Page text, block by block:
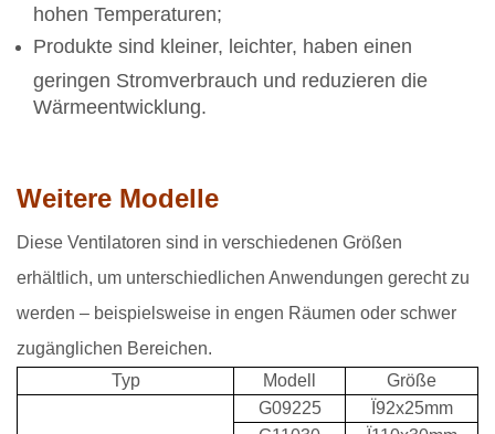
hohen Temperaturen;
Produkte sind kleiner, leichter, haben einen
geringen Stromverbrauch und reduzieren die
Wärmeentwicklung.
Weitere Modelle
Diese Ventilatoren sind in verschiedenen Größen
erhältlich, um unterschiedlichen Anwendungen gerecht zu
werden – beispielsweise in engen Räumen oder schwer
zugänglichen Bereichen.
Typ
Modell
Größe
G09225
Ï92x25mm